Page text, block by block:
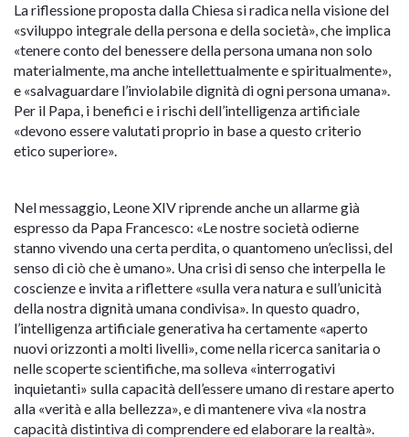
La riflessione proposta dalla Chiesa si radica nella visione del
«sviluppo integrale della persona e della società», che implica
«tenere conto del benessere della persona umana non solo
materialmente, ma anche intellettualmente e spiritualmente»,
e «salvaguardare l’inviolabile dignità di ogni persona umana».
Per il Papa, i benefici e i rischi dell’intelligenza artificiale
«devono essere valutati proprio in base a questo criterio
etico superiore».
Nel messaggio, Leone XIV riprende anche un allarme già
espresso da Papa Francesco: «Le nostre società odierne
stanno vivendo una certa perdita, o quantomeno un’eclissi, del
senso di ciò che è umano». Una crisi di senso che interpella le
coscienze e invita a riflettere «sulla vera natura e sull’unicità
della nostra dignità umana condivisa». In questo quadro,
l’intelligenza artificiale generativa ha certamente «aperto
nuovi orizzonti a molti livelli», come nella ricerca sanitaria o
nelle scoperte scientifiche, ma solleva «interrogativi
inquietanti» sulla capacità dell’essere umano di restare aperto
alla «verità e alla bellezza», e di mantenere viva «la nostra
capacità distintiva di comprendere ed elaborare la realtà».